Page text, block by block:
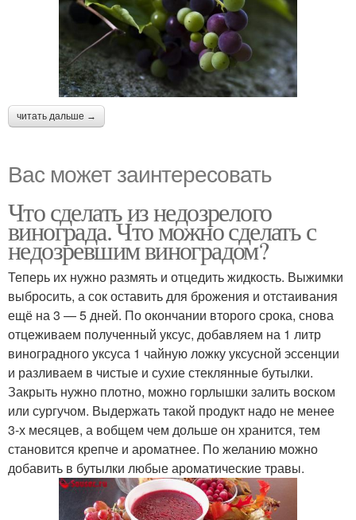
читать дальше →
Вас может заинтересовать
Что сделать из недозрелого
винограда. Что можно сделать с
недозревшим виноградом?
Теперь их нужно размять и отцедить жидкость. Выжимки
выбросить, а сок оставить для брожения и отстаивания
ещё на 3 — 5 дней. По окончании второго срока, снова
отцеживаем полученный уксус, добавляем на 1 литр
виноградного уксуса 1 чайную ложку уксусной эссенции
и разливаем в чистые и сухие стеклянные бутылки.
Закрыть нужно плотно, можно горлышки залить воском
или сургучом. Выдержать такой продукт надо не менее
3-х месяцев, а вобщем чем дольше он хранится, тем
становится крепче и ароматнее. По желанию можно
добавить в бутылки любые ароматические травы.